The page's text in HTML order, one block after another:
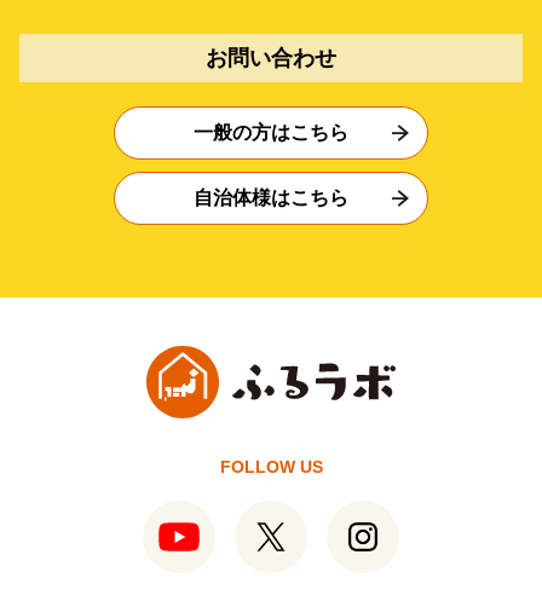
お問い合わせ
一般の方はこちら
自治体様はこちら
FOLLOW US